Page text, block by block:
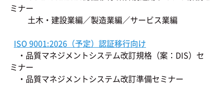
ミナー
土木・建設業編／製造業編／サービス業編
ISO 9001:2026（予定）認証移行向け
・品質マネジメントシステム改訂規格（案：DIS）セ
ミナー
・品質マネジメントシステム改訂準備セミナー